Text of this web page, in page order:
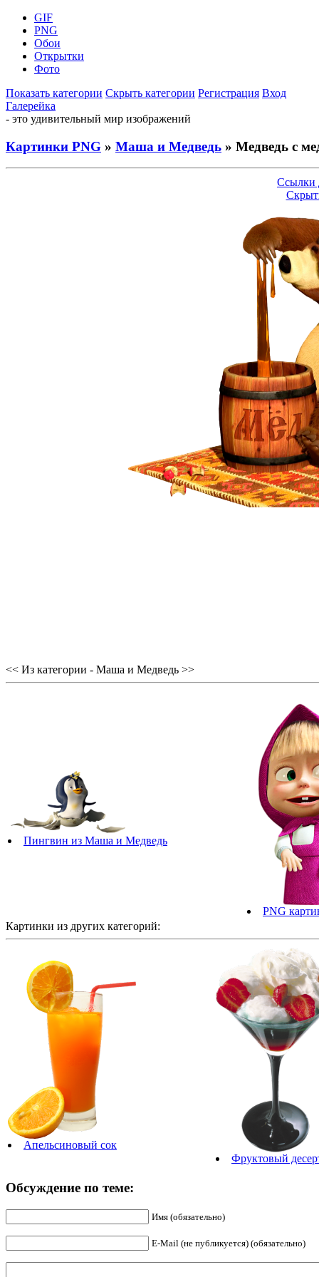
GIF
PNG
Обои
Открытки
Фото
Показать категории Скрыть категории Регистрация Вход
Галерейка
- это удивительный мир изображений
Картинки PNG » Маша и Медведь » Медведь с
Ссылки
<< Из категории - Маша и Медведь >>
Пингвин из Маша и Медведь
PNG
Картинки из других категорий:
Апельсиновый сок
Фруктовый
Обсуждение по теме:
Имя (обязательно)
E-Mail (не публикуется) (обязательно)